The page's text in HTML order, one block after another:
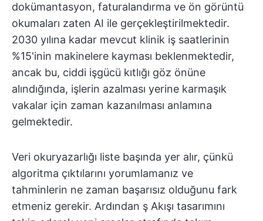
dokümantasyon, faturalandırma ve ön görüntü
okumaları zaten AI ile gerçekleştirilmektedir.
2030 yılına kadar mevcut klinik iş saatlerinin
%15'inin makinelere kayması beklenmektedir,
ancak bu, ciddi işgücü kıtlığı göz önüne
alındığında, işlerin azalması yerine karmaşık
vakalar için zaman kazanılması anlamına
gelmektedir.
Veri okuryazarlığı liste başında yer alır, çünkü
algoritma çıktılarını yorumlamanız ve
tahminlerin ne zaman başarısız olduğunu fark
etmeniz gerekir. Ardından ş Akışı tasarımını